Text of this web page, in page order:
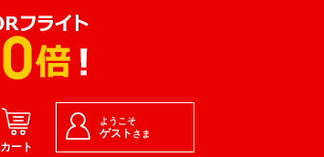
カート
ようこそ
ゲスト さま